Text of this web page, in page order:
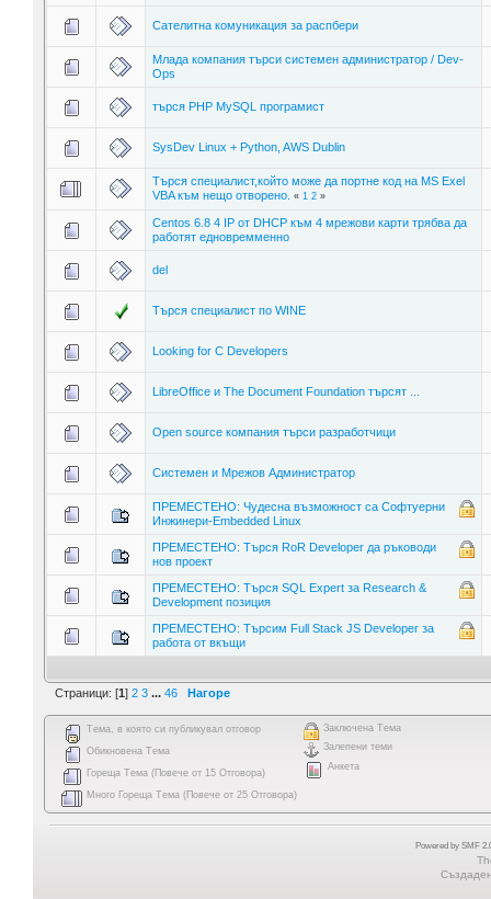
Сателитна комуникация за распбери
Млада компания търси системен администратор / Dev-
Ops
търся PHP MySQL програмист
SysDev Linux + Python, AWS Dublin
Търся специалист,който може да портне код на MS Exel
VBA към нещо отворено. « 1 2»
Centos 6.8 4 IP от DHCP към 4 мрежови карти трябва да
работят едновремменно
del
Търся специалист по WINE
Looking for C Developers
LibreOffice и The Document Foundation търсят ...
Open source компания търси разработчици
Системен и Мрежов Администратор
ПРЕМЕСТЕНО: Чудесна възможност са Софтуерни
Инжинери-Embedded Linux
ПРЕМЕСТЕНО: Търся RoR Developer да ръководи
нов проект
ПРЕМЕСТЕНО: Търся SQL Expert за Research &
Development позиция
ПРЕМЕСТЕНО: Търсим Full Stack JS Developer за
работа от вкъщи
Страници: [1] 2 3 ... 46 Нагоре
Тема, в която си публикувал отговор
Обикновена Тема
Гореща Тема (Повече от 15 Отговора)
Много Гореща Тема (Повече от 25 Отговора)
Заключена Тема
Залепени теми
Анкета
Powered by SMF